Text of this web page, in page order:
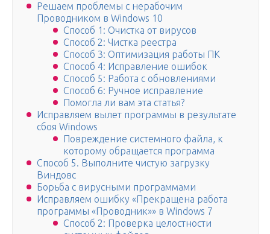
Решаем проблемы с нерабочим
Проводником в Windows 10
Способ 1: Очистка от вирусов
Способ 2: Чистка реестра
Способ 3: Оптимизация работы ПК
Способ 4: Исправление ошибок
Способ 5: Работа с обновлениями
Способ 6: Ручное исправление
Помогла ли вам эта статья?
Исправляем вылет программы в результате
сбоя Windows
Повреждение системного файла, к
которому обращается программа
Способ 5. Выполните чистую загрузку
Виндовс
Борьба с вирусными программами
Исправляем ошибку «Прекращена работа
программы «Проводник»» в Windows 7
Способ 2: Проверка целостности